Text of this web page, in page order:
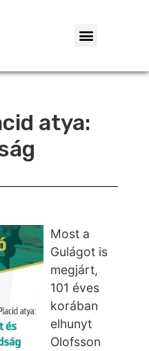
atya:
Most a
Gulágot is
megjárt,
101 éves
korában
elhunyt
Olofsson